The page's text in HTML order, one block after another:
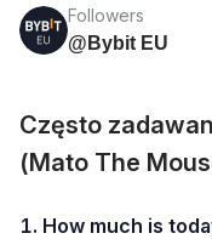
Followers
@Bybit EU
Często
(Mato The
1. How much